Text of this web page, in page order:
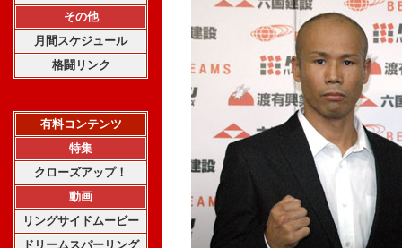
その他
月間スケジュール
格闘リンク
有料コンテンツ
特集
クローズアップ！
動画
リングサイドムービー
ドリームスパーリング